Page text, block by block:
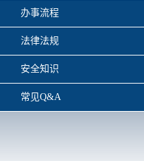
办事流程
法律法规
安全知识
常见Q&A